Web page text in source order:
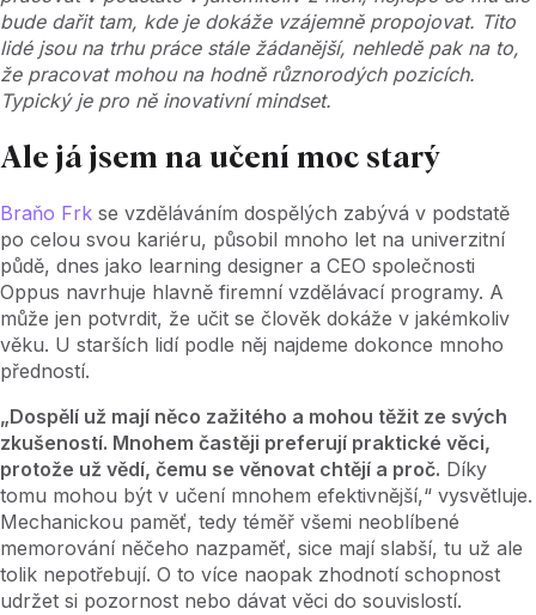
bude dařit tam, kde je dokáže vzájemně propojovat. Tito
lidé jsou na trhu práce stále žádanější, nehledě pak na to,
že pracovat mohou na hodně různorodých pozicích.
Typický je pro ně inovativní mindset.
Ale já jsem na učení moc starý
Braňo Frk se vzděláváním dospělých zabývá v podstatě
po celou svou kariéru, působil mnoho let na univerzitní
půdě, dnes jako learning designer a CEO společnosti
Oppus navrhuje hlavně firemní vzdělávací programy. A
může jen potvrdit, že učit se člověk dokáže v jakémkoliv
věku. U starších lidí podle něj najdeme dokonce mnoho
předností.
„Dospělí už mají něco zažitého a mohou těžit ze svých
zkušeností. Mnohem častěji preferují praktické věci,
protože už vědí, čemu se věnovat chtějí a proč. Díky
tomu mohou být v učení mnohem efektivnější,“ vysvětluje.
Mechanickou paměť, tedy téměř všemi neoblíbené
memorování něčeho nazpaměť, sice mají slabší, tu už ale
tolik nepotřebují. O to více naopak zhodnotí schopnost
udržet si pozornost nebo dávat věci do souvislostí.